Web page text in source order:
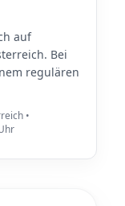
auf
Bei
regulären
•